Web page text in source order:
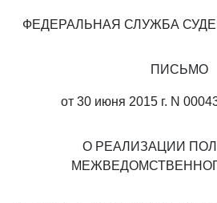
ФЕДЕРАЛЬНАЯ СЛУЖБА
ПИСЬМО
от 30 июня 2015 г. N
О РЕАЛИЗАЦИИ